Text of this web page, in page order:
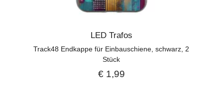
LED Trafos
Track48 Endkappe für Einbauschiene, schwarz, 2
Stück
€1,99